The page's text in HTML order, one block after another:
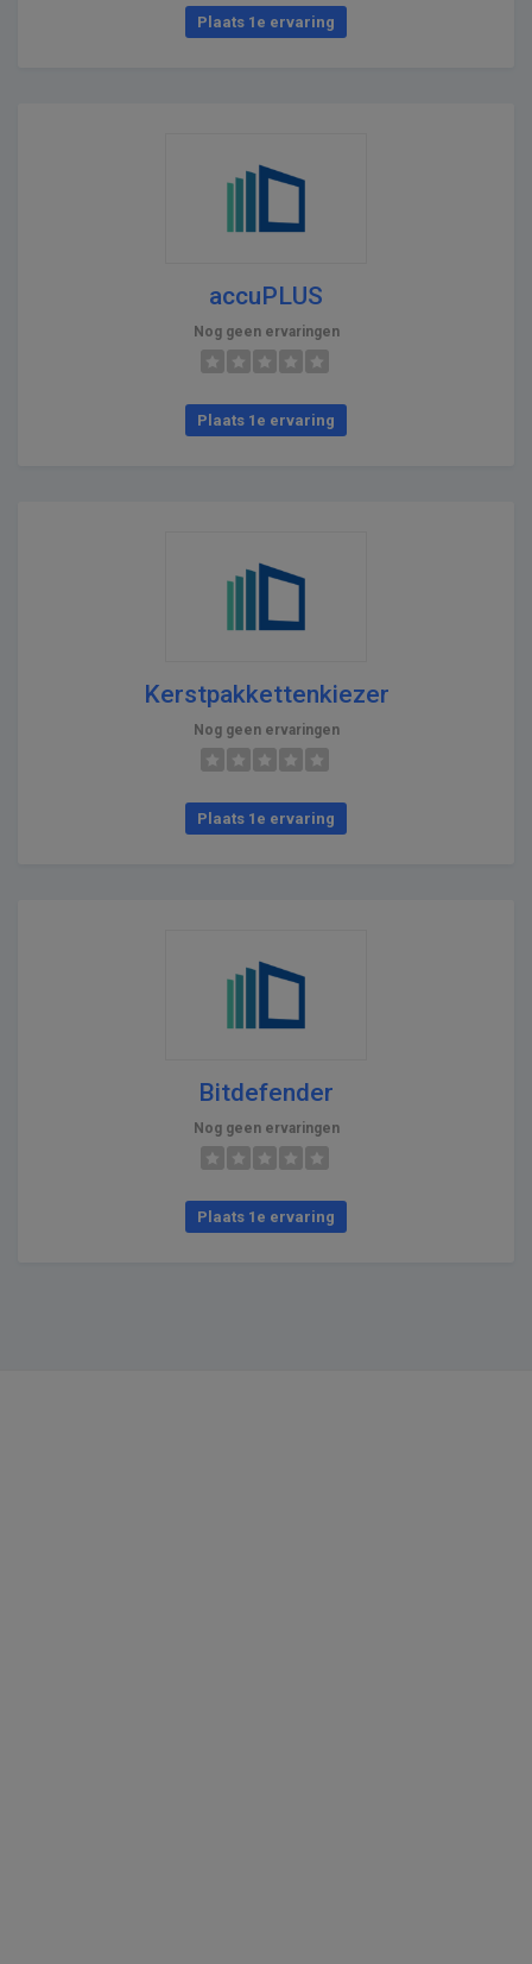
Plaats 1e ervaring
accuPLUS
Nog geen ervaringen
Plaats 1e ervaring
Kerstpakkettenkiezer
Nog geen ervaringen
Plaats 1e ervaring
Bitdefender
Nog geen ervaringen
Plaats 1e ervaring